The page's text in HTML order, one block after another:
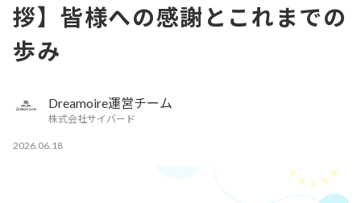
拶】皆様への感謝とこれまでの
歩み
Dreamoire運営チーム
株式会社サイバード
2026.06.18